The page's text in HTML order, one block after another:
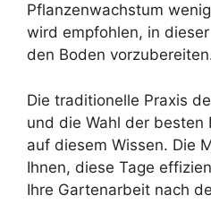
Pflanzenwachstum
wird empfohlen, in
den Boden
Die traditionelle Praxis
und die Wahl der besten
auf diesem Wissen. Die
Ihnen, diese Tage
Ihre Gartenarbeit nach